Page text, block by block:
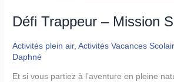
Défi Trappeur – Mission
Activités plein air,Activités Vacances
Daphné
Et si vous partiez à l’aventure en pleine